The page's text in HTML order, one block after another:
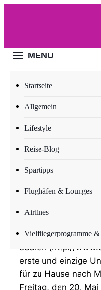
MENU
Startseite
Allgemein
Lifestyle
Reise-Blog
Spartipps
Flughäfen & Lounges
Airlines
Vielfliegerprogramme &
LIFESTYLE
Markt:
zweiten
Viersen
eSalon (http://
erste und einzige
für zu Hause nach
Freitag, den 20.